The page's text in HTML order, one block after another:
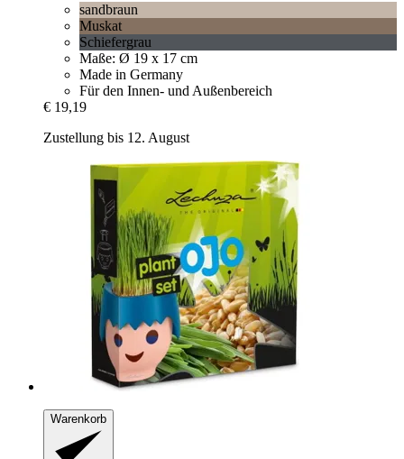
sandbraun
Muskat
Schiefergrau
Maße: Ø 19 x 17 cm
Made in Germany
Für den Innen- und Außenbereich
€ 19,19
Zustellung bis 12. August
Warenkorb